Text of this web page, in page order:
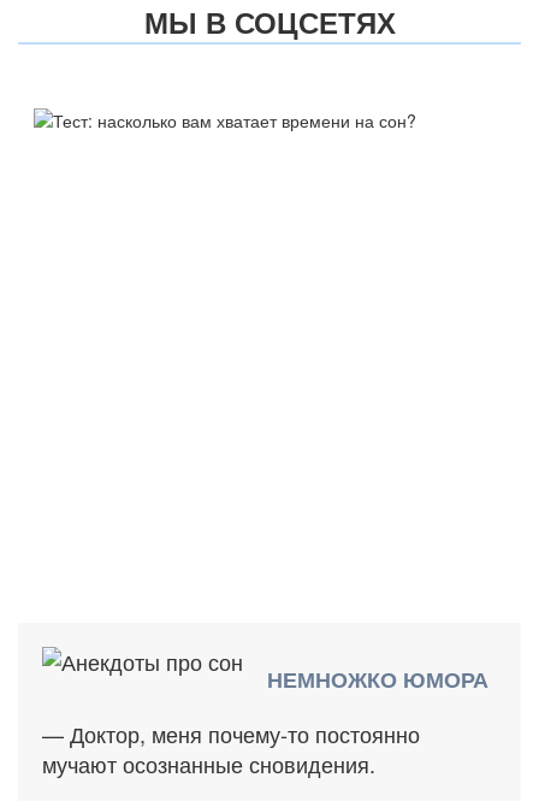
МЫ В СОЦСЕТЯХ
НЕМНОЖКО ЮМОРА
— Доктор, меня почему-то постоянно
мучают осознанные сновидения.